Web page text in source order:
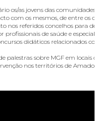
os/as jovens das comunidades
com os mesmos, de entre os
nos referidos concelhos para
profissionais de saúde e
didáticos relacionados
palestras sobre MGF em locais
nos territórios de